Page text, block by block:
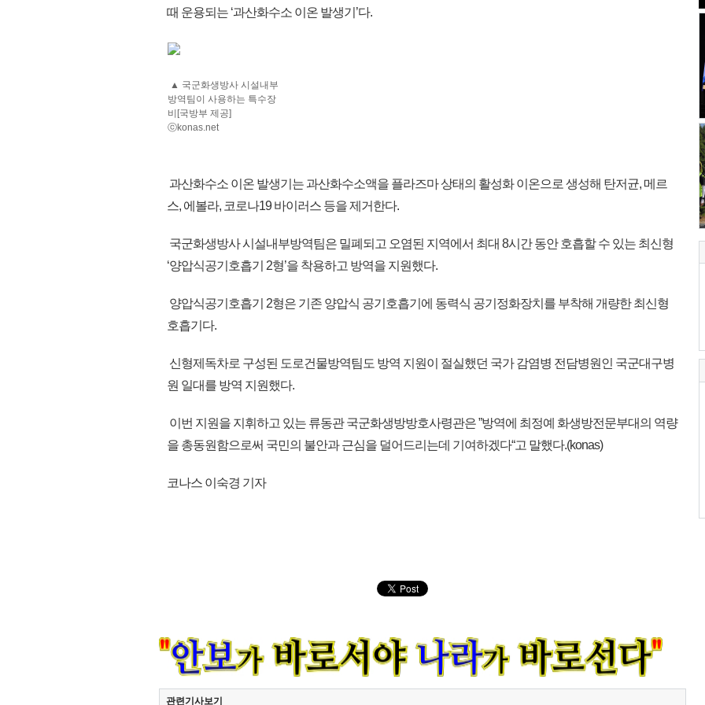
때 운용되는 ‘과산화수소 이온 발생기’다.
▲ 국군화생방사 시설내부
방역팀이 사용하는 특수장
비[국방부 제공]
ⓒkonas.net
과산화수소 이온 발생기는 과산화수소액을 플라즈마 상태의 활성화 이온으로 생성해 탄저균, 메르
스, 에볼라, 코로나19 바이러스 등을 제거한다.
국군화생방사 시설내부방역팀은 밀폐되고 오염된 지역에서 최대 8시간 동안 호흡할 수 있는 최신형
‘양압식공기호흡기 2형’을 착용하고 방역을 지원했다.
양압식공기호흡기 2형은 기존 양압식 공기호흡기에 동력식 공기정화장치를 부착해 개량한 최신형
호흡기다.
신형제독차로 구성된 도로건물방역팀도 방역 지원이 절실했던 국가 감염병 전담병원인 국군대구병
원 일대를 방역 지원했다.
이번 지원을 지휘하고 있는 류동관 국군화생방방호사령관은 ”방역에 최정예 화생방전문부대의 역량
을 총동원함으로써 국민의 불안과 근심을 덜어드리는데 기여하겠다“고 말했다.(konas)
코나스 이숙경 기자
관련기사보기